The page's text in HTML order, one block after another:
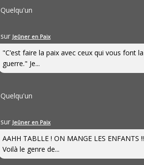
Quelqu'un
sur Jeûner en Paix
"C’est faire la paix avec ceux qui vous font la
guerre." Je...
Quelqu'un
sur Jeûner en Paix
AAHH TABLLE ! ON MANGE LES ENFANTS !!
Voilà le genre de...